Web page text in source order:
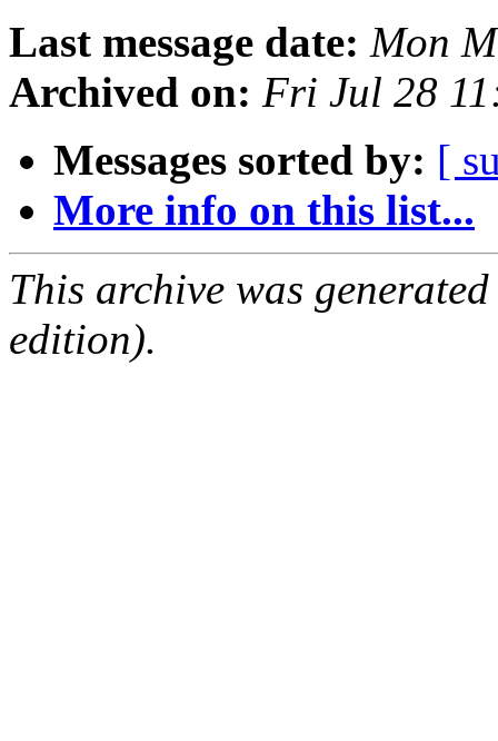
Last message date: Mon
Archived on: Fri Jul 28
Messages sorted by: [
More info on this list...
This archive was
edition).